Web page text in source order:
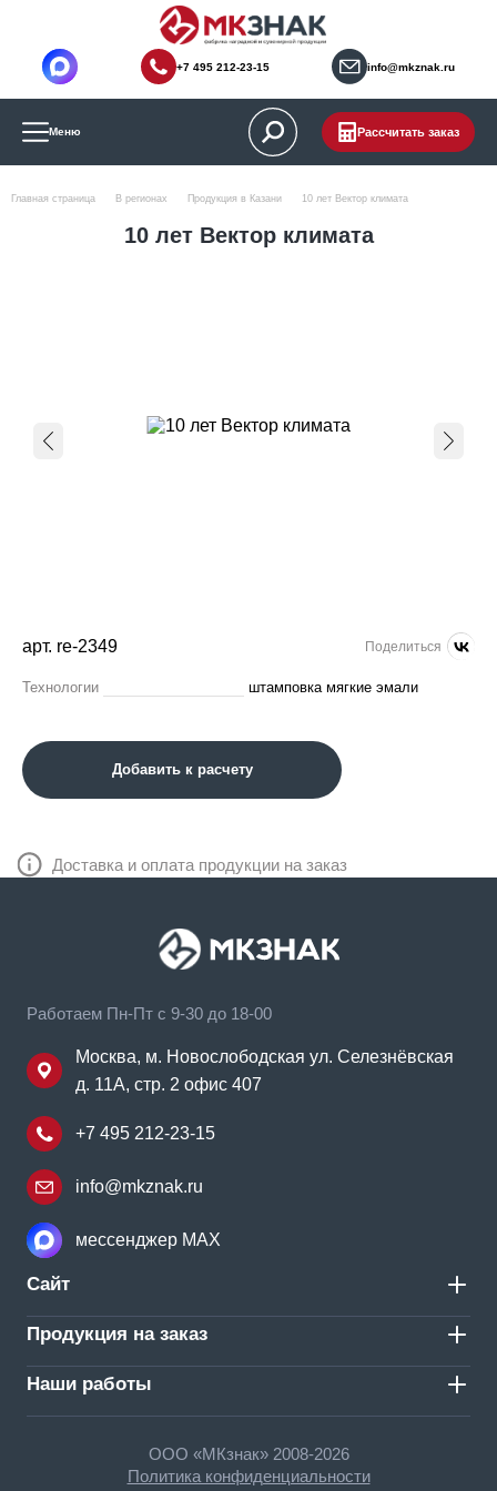
info@mkznak.ru
+7 495 212-23-15
Меню Рассчитать заказ
Главная страница В регионах Продукция в Казани 10 лет Вектор климата
10 лет Вектор климата
арт. re-2349 Поделиться
Технологии штамповка мягкие эмали
Добавить к расчету
Доставка и оплата продукции на заказ
Работаем Пн-Пт с 9-30 до 18-00
Москва, м. Новослободская ул. Селезнёвская
д. 11А, стр. 2 офис 407
+7 495 212-23-15
info@mkznak.ru
мессенджер MAX
Сайт
Продукция на заказ
Наши работы
ООО «МКзнак» 2008-2026
Политика конфиденциальности